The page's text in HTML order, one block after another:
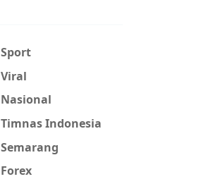
Sport
Viral
Nasional
Timnas Indonesia
Semarang
Forex